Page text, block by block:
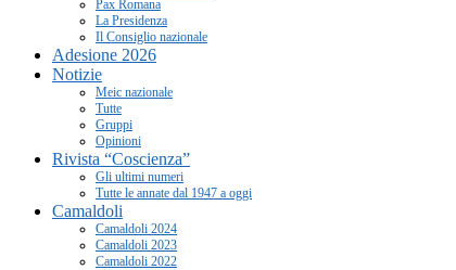
Pax Romana
La Presidenza
Il Consiglio nazionale
Adesione 2026
Notizie
Meic nazionale
Tutte
Gruppi
Opinioni
Rivista “Coscienza”
Gli ultimi numeri
Tutte le annate dal 1947 a oggi
Camaldoli
Camaldoli 2024
Camaldoli 2023
Camaldoli 2022